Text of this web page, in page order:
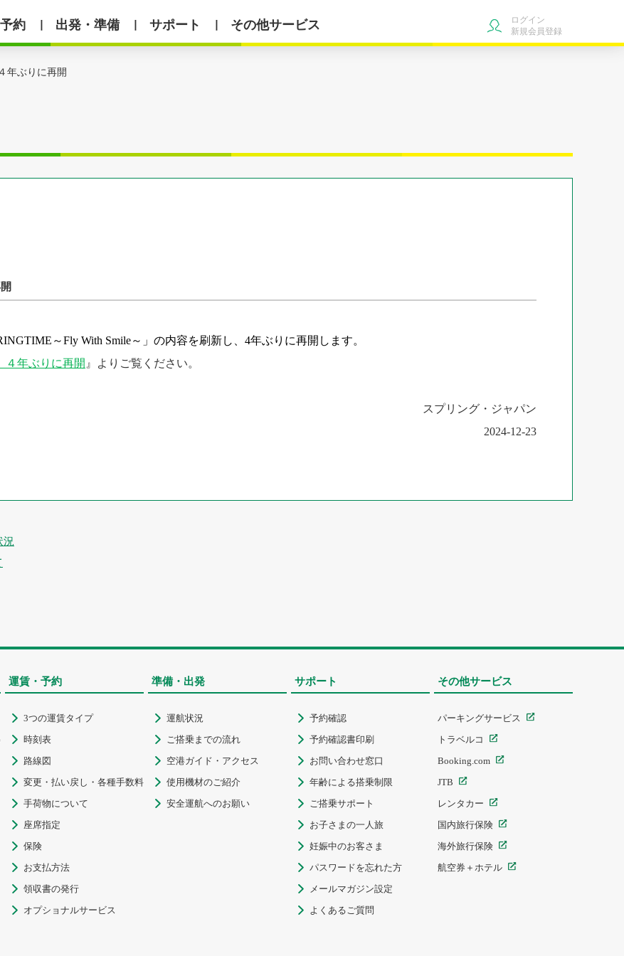
約 出発・準備 サポート その他サービス
ログイン
新規会員登録
年ぶりに再開
～Fly With Smile～」の内容を刷新し、4年ぶりに再開します。
４年ぶりに再開 』よりご覧ください。
スプリング・ジャパン
2024-12-23
況
運賃・予約
 3つの運賃タイプ
 時刻表
 路線図
 変更・払い戻し・各種手数料
 手荷物について
 座席指定
 保険
 お支払方法
 領収書の発行
 オプショナルサービス
準備・出発
 運航状況
 ご搭乗までの流れ
 空港ガイド・アクセス
 使用機材のご紹介
 安全運航へのお願い
サポート
 予約確認
 予約確認書印刷
 お問い合わせ窓口
 年齢による搭乗制限
 ご搭乗サポート
 お子さまの一人旅
 妊娠中のお客さま
 パスワードを忘れた方
 メールマガジン設定
 よくあるご質問
その他サービス
パーキングサービス
トラベルコ
Booking.com
JTB
レンタカー
国内旅行保険
海外旅行保険
航空券＋ホテル